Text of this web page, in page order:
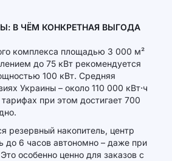
В ЧЁМ КОНКРЕТНАЯ ВЫГОДА
комплекса площадью 3 000 м²
до 75 кВт рекомендуется
100 кВт. Средняя
Украины – около 110 000 кВт⋅ч
при этом достигает 700
резервный накопитель, центр
до 6 часов автономно – даже при
особенно ценно для заказов с